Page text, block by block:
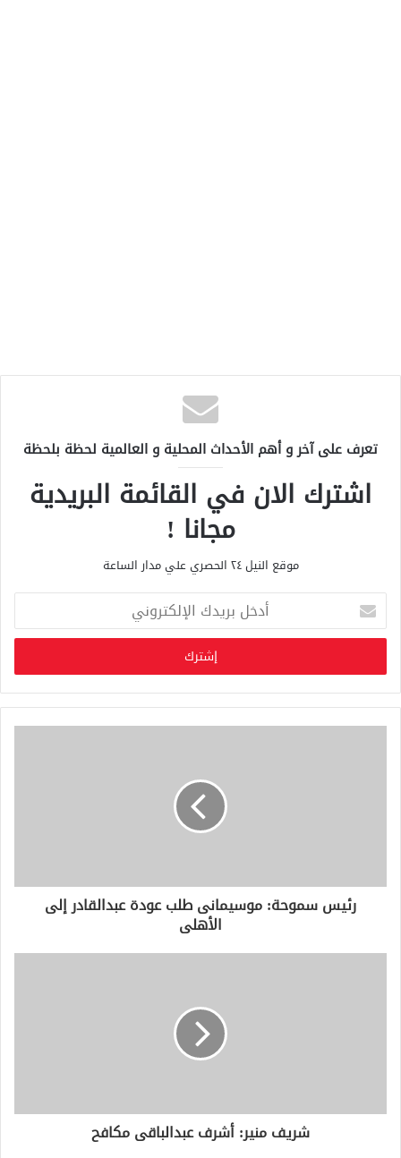
تعرف على آخر و أهم الأحداث المحلية و العالمية لحظة بلحظة
اشترك الان في القائمة البريدية
مجانا !
موقع النيل ٢٤ الحصري علي مدار الساعة
خ
ب
ر
ي
ر
رئيس سموحة: موسيمانى طلب عودة عبدالقادر إلى
الأهلى
شريف منير: أشرف عبدالباقى مكافح